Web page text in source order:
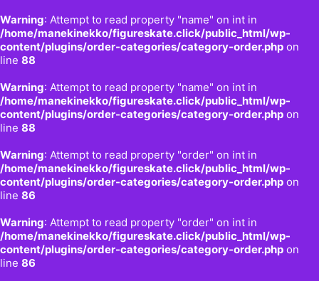
Warning: Attempt to read property "name" on int in
/home/manekinekko/figureskate.click/public_html/wp-
content/plugins/order-categories/category-order.php on
line 88
Warning: Attempt to read property "name" on int in
/home/manekinekko/figureskate.click/public_html/wp-
content/plugins/order-categories/category-order.php on
line 88
Warning: Attempt to read property "order" on int in
/home/manekinekko/figureskate.click/public_html/wp-
content/plugins/order-categories/category-order.php on
line 86
Warning: Attempt to read property "order" on int in
/home/manekinekko/figureskate.click/public_html/wp-
content/plugins/order-categories/category-order.php on
line 86